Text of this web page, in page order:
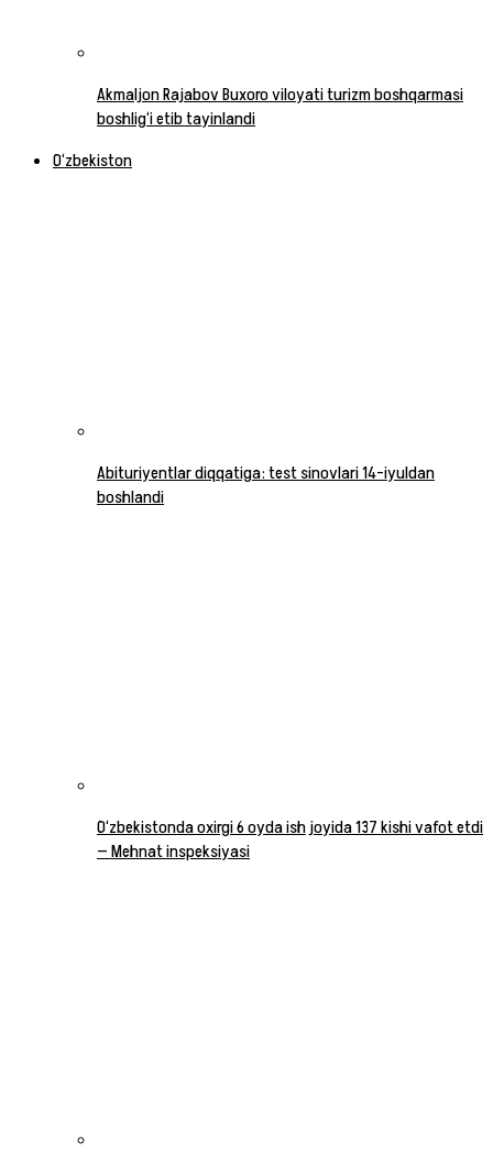
Akmaljon Rajabov Buxoro viloyati turizm boshqarmasi
boshlig‘i etib tayinlandi
O‘zbekiston
Abituriyentlar diqqatiga: test sinovlari 14-iyuldan
boshlandi
O‘zbekistonda oxirgi 6 oyda ish joyida 137 kishi vafot etdi
— Mehnat inspeksiyasi